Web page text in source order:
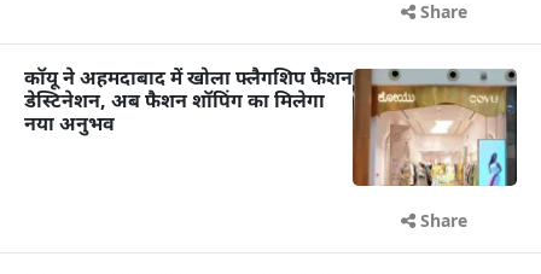
Share
कॉयू ने अहमदाबाद में खोला फ्लैगशिप फैशन
डेस्टिनेशन, अब फैशन शॉपिंग का मिलेगा
नया अनुभव
Share